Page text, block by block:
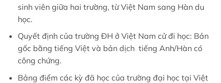
sinh viên giữa hai trường, từ Việt Nam sang Hàn du
học.
Quyết định của trường ĐH ở Việt Nam cử đi học: Bản
gốc bằng tiếng Việt và bản dịch tiếng Anh/Hàn có
công chứng.
Bảng điểm các kỳ đã học của trường đại học tại Việt